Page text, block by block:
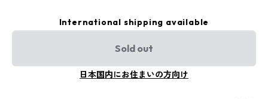
International shipping available
Sold out
日本国内にお住まいの方向け